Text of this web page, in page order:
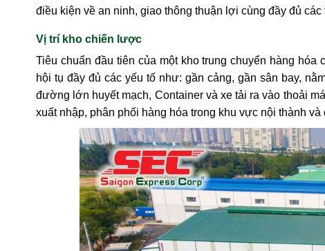
điều kiện về an ninh, giao thông thuận lợi cùng đầy đủ các
Vị trí kho chiến lược
Tiêu chuẩn đầu tiên của một kho trung chuyển hàng
hội tụ đầy đủ các yếu tố như: gần cảng, gần sân bay,
đường lớn huyết mạch, Container và xe tải ra vào thoải
xuất nhập, phân phối hàng hóa trong khu vực nội thành